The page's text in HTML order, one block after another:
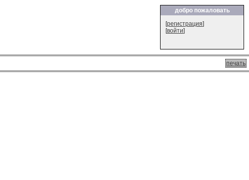
добро пожаловать
[регистрация]
[войти]
печать